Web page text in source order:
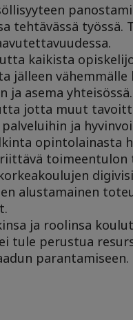
tehtävässä työssä.
kaikista
vähemmälle
asema
jotta muut
ja
opintolainasta
toimeentulon
alustamainen
ja roolinsa
perustua